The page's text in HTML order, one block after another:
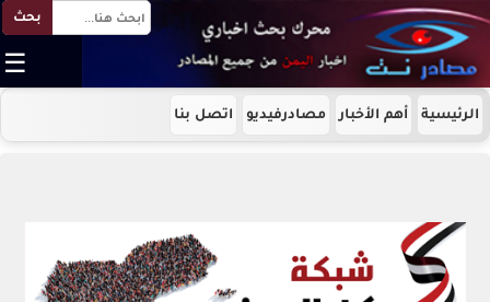
بحث
☰
الرئيسية أهم الأخبار مصادرفيديو اتصل بنا